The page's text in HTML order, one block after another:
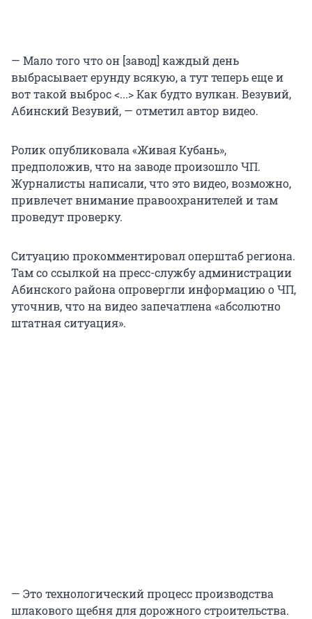
— Мало того что он [завод] каждый день
выбрасывает ерунду всякую, а тут теперь еще и
вот такой выброс <...> Как будто вулкан. Везувий,
Абинский Везувий, — отметил автор видео.
Ролик опубликовала «Живая Кубань»,
предположив, что на заводе произошло ЧП.
Журналисты написали, что это видео, возможно,
привлечет внимание правоохранителей и там
проведут проверку.
Ситуацию прокомментировал оперштаб региона.
Там со ссылкой на пресс-службу администрации
Абинского района опровергли информацию о ЧП,
уточнив, что на видео запечатлена «абсолютно
штатная ситуация».
— Это технологический процесс производства
шлакового щебня для дорожного строительства.